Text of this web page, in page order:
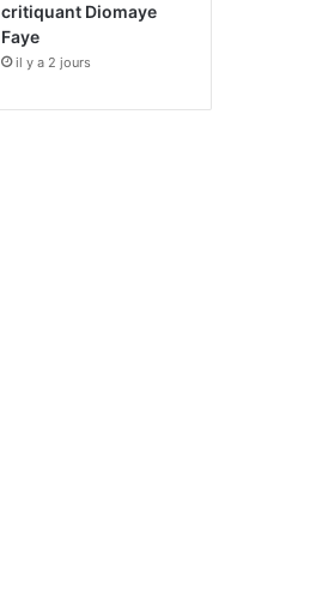
critiquant Diomaye
Faye
il y a 2 jours